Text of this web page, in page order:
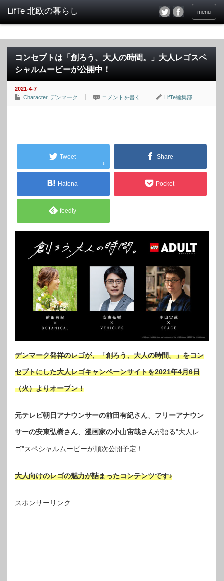
menu
コンセプトは「創ろう、大人の時間。」大人レゴスペ
シャルムービーが公開中！
2021-4-7
Character, デンマーク コメントを書く LifTe編集部
Tweet
6
Share
Hatena Pocket
feedly
デンマーク発祥のレゴが、「創ろう、大人の時間。」をコン
セプトにした大人レゴキャンペーンサイトを2021年4月6日
（火）よりオープン！
元テレビ朝日アナウンサーの前田有紀さん フリーアナウン
サーの安東弘樹さん 漫画家の小山宙哉さんが語る"大人レ
ゴ"スペシャルムービーが順次公開予定！
大人向けのレゴの魅力が詰まったコンテンツです♪
スポンサーリンク